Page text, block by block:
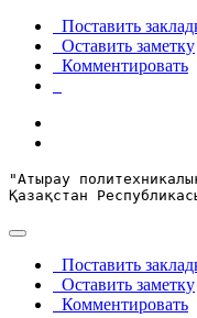
Поставить
Оставить заметку
Комментировать
"Атырау
Қазақстан
Поставить
Оставить заметку
Комментировать